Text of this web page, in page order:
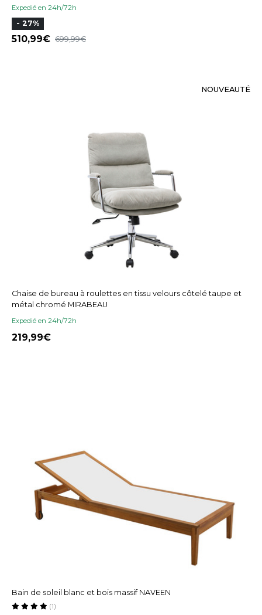
Expedié en 24h/72h
- 27%
510,99 699,99
NOUVEAUTÉ
Chaise de bureau à roulettes en tissu velours côtelé taupe et
métal chromé MIRABEAU
Expedié en 24h/72h
219,99
Bain de soleil blanc et bois massif NAVEEN
(1)